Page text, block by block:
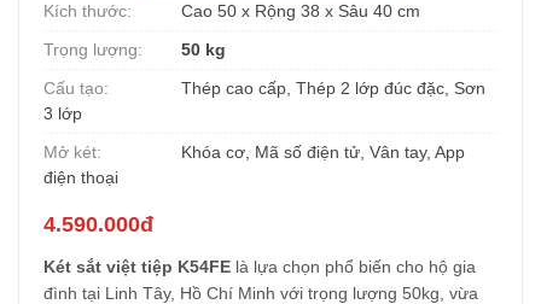
Kích thước:
Cao 50 x Rộng 38 x Sâu 40 cm
Trọng lượng:
50 kg
Cấu tạo:
Thép cao cấp, Thép 2 lớp đúc đặc, Sơn
3 lớp
Mở két:
Khóa cơ, Mã số điện tử, Vân tay, App
điện thoại
4.590.000đ
Két sắt việt tiệp K54FE là lựa chọn phổ biến cho hộ gia
đình tại Linh Tây, Hồ Chí Minh với trọng lượng 50kg, vừa